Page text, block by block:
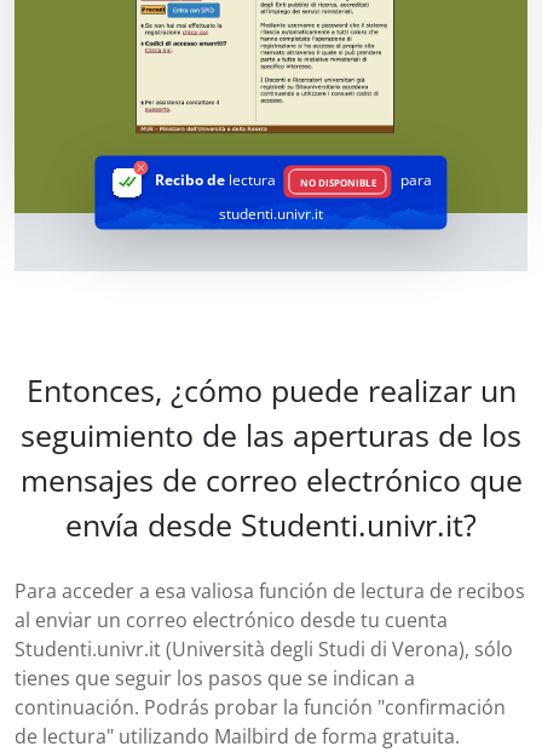
Recibo delectura NO DISPONIBLE
para
studenti.univr.it
Entonces, ¿cómo puede realizar un
seguimiento de las aperturas de los
mensajes de correo electrónico que
envía desde Studenti.univr.it?
Para acceder a esa valiosa función de lectura de recibos
al enviar un correo electrónico desde tu cuenta
Studenti.univr.it (Università degli Studi di Verona), sólo
tienes que seguir los pasos que se indican a
continuación. Podrás probar la función "confirmación
de lectura" utilizando Mailbird de forma gratuita.